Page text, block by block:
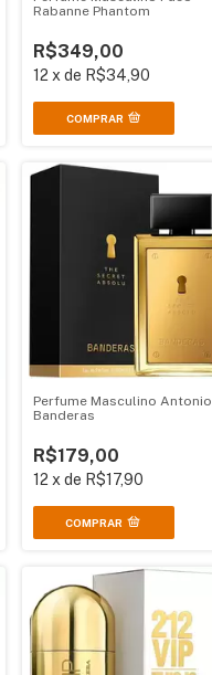
Rabanne Phantom
R$349,00
12 x de R$34,90
COMPRAR
Perfume Masculino Antonio
Banderas
R$179,00
12 xde R$17,90